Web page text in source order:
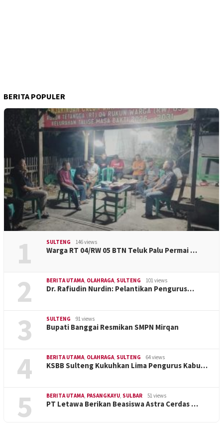
BERITA POPULER
1 SULTENG 146 views
Warga RT 04/RW 05 BTN Teluk Palu Permai …
2 BERITA UTAMA, OLAHRAGA, SULTENG 101 views
Dr. Rafiudin Nurdin: Pelantikan Pengurus…
3 SULTENG 91 views
Bupati Banggai Resmikan SMPN Mirqan
4 BERITA UTAMA, OLAHRAGA, SULTENG 64 views
KSBB Sulteng Kukuhkan Lima Pengurus Kabu…
5 BERITA UTAMA, PASANGKAYU, SULBAR 51 views
PT Letawa Berikan Beasiswa Astra Cerdas …